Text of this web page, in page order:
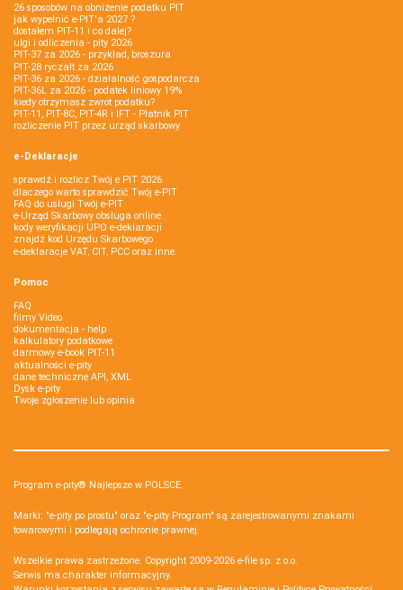
26 sposobów na obniżenie podatku PIT
jak wypełnić e-PIT'a 2027 ?
dostałem PIT-11 i co dalej?
ulgi i odliczenia - pity 2026
PIT-37 za 2026 - przykład, broszura
PIT-28 ryczałt za 2026
PIT-36 za 2026 - działalność gospodarcza
PIT-36L za 2026 - podatek liniowy 19%
kiedy otrzymasz zwrot podatku?
PIT-11, PIT-8C, PIT-4R i IFT - Płatnik PIT
rozliczenie PIT przez urząd skarbowy
e-Deklaracje
sprawdź i rozlicz Twój e PIT 2026
dlaczego warto sprawdzić Twój e-PIT
FAQ do usługi Twój e-PIT
e-Urząd Skarbowy obsługa online
kody weryfikacji UPO e-deklaracji
znajdź kod Urzędu Skarbowego
e-deklaracje VAT, CIT, PCC oraz inne
Pomoc
FAQ
filmy Video
dokumentacja - help
kalkulatory podatkowe
darmowy e-book PIT-11
aktualności e-pity
dane techniczne API, XML
Dysk e-pity
Twoje zgłoszenie lub opinia
Program e-pity® Najlepsze w POLSCE.
Marki: "e-pity po prostu" oraz "e-pity Program" są zarejestrowanymi znakami
towarowymi i podlegają ochronie prawnej.
Wszelkie prawa zastrzeżone. Copyright 2009-2026 e-file sp. z o.o.
Serwis ma charakter informacyjny.